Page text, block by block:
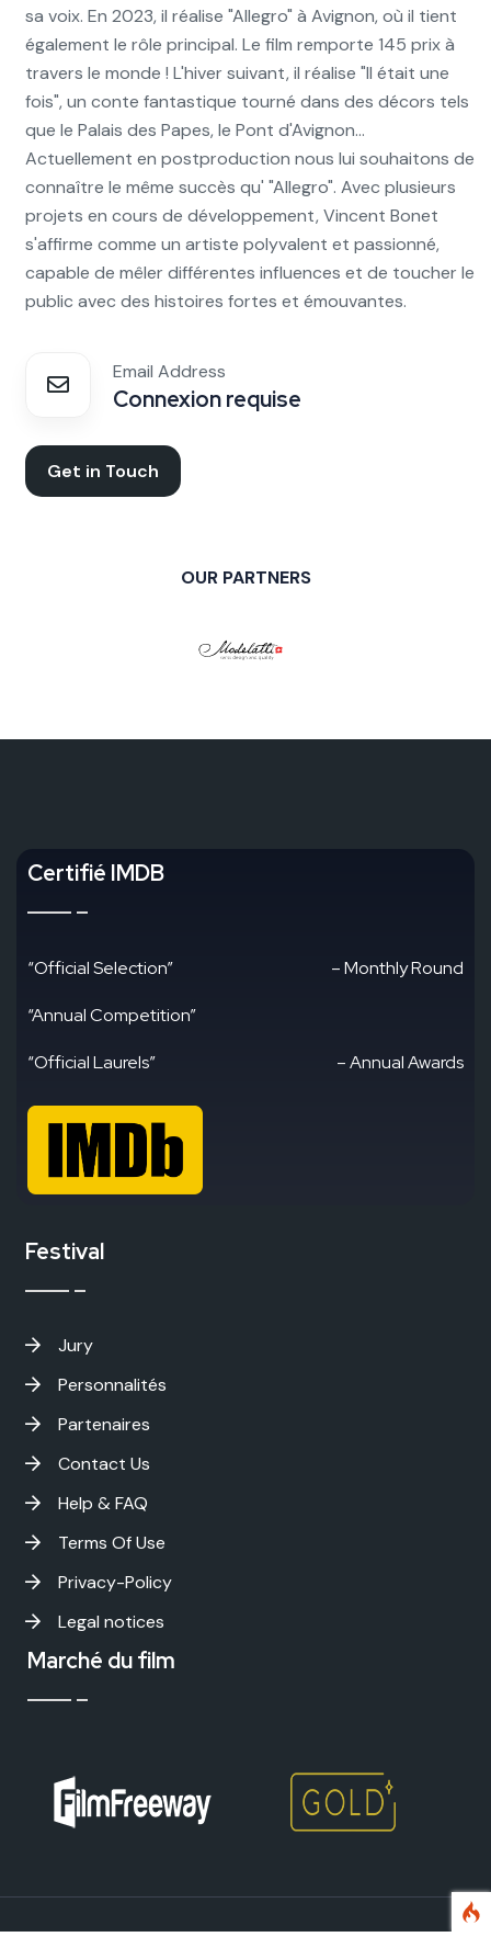
sa voix. En 2023, il réalise "Allegro" à Avignon, où il tient
également le rôle principal. Le film remporte 145 prix à
travers le monde ! L'hiver suivant, il réalise "Il était une
fois", un conte fantastique tourné dans des décors tels
que le Palais des Papes, le Pont d'Avignon...
Actuellement en postproduction nous lui souhaitons de
connaître le même succès qu' "Allegro". Avec plusieurs
projets en cours de développement, Vincent Bonet
s'affirme comme un artiste polyvalent et passionné,
capable de mêler différentes influences et de toucher le
public avec des histoires fortes et émouvantes.
Email Address
Connexion requise
Get in Touch
OUR PARTNERS
Certifié IMDB
“Official Selection” – Monthly Round
“Annual Competition”
“Official Laurels” – Annual Awards
Festival
Jury
Personnalités
Partenaires
Contact Us
Help & FAQ
Terms Of Use
Privacy-Policy
Legal notices
Marché du film